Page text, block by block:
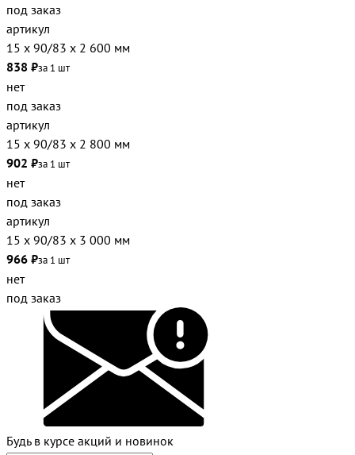
под заказ
артикул
15 х 90/83 х 2 600 мм
838 ₽за 1 шт
нет
под заказ
артикул
15 х 90/83 х 2 800 мм
902 ₽за 1 шт
нет
под заказ
артикул
15 х 90/83 х 3 000 мм
966 ₽за 1 шт
нет
под заказ
Будь в курсе акций и новинок